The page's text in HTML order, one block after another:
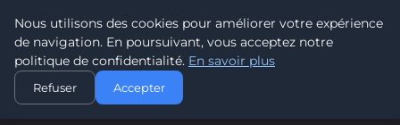
LEAD REVOLUTION
ACCUEIL GESTION ET FINANCES
Nous utilisons des cookies pour améliorer votre expérience
de navigation. En poursuivant, vous acceptez notre
politique de confidentialité. En savoir plus
Refuser Accepter